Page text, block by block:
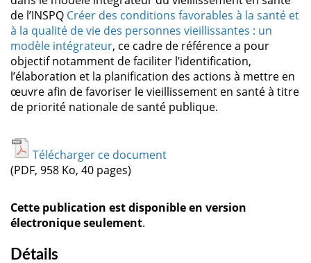
de l’INSPQ Créer des conditions favorables à la santé et
à la qualité de vie des personnes vieillissantes : un
modèle intégrateur, ce cadre de référence a pour
objectif notamment de faciliter l’identification,
l’élaboration et la planification des actions à mettre en
œuvre afin de favoriser le vieillissement en santé à titre
de priorité nationale de santé publique.
Télécharger ce document
(PDF, 958 Ko, 40 pages)
Cette publication est disponible en version
électronique seulement.
Détails